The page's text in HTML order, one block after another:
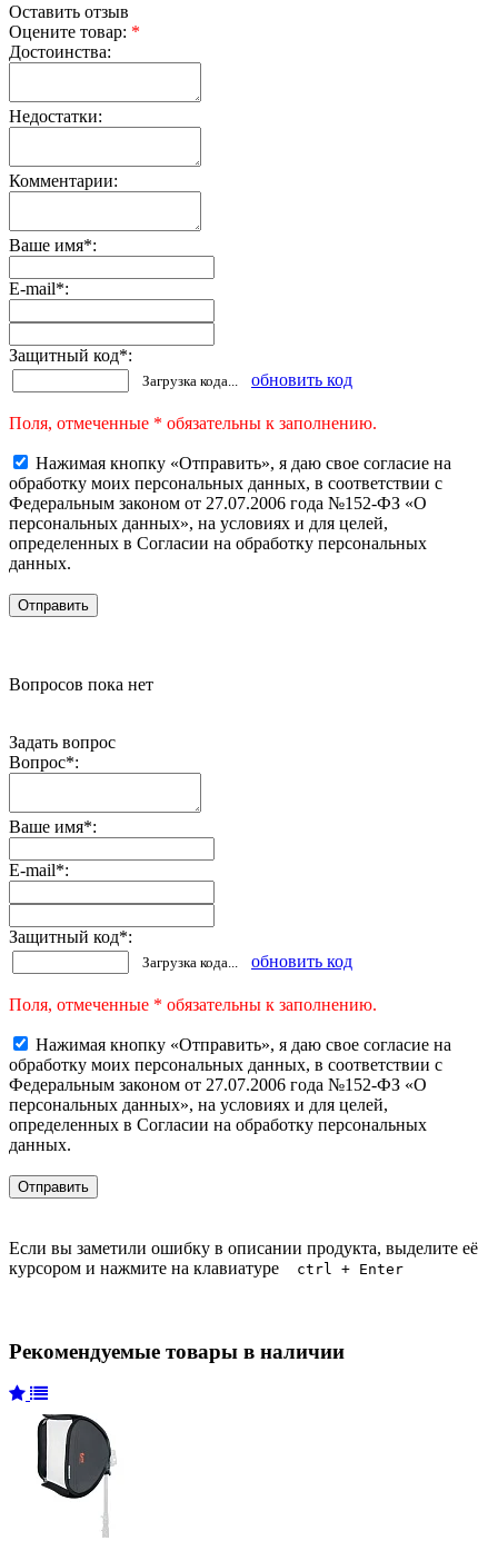
Оставить отзыв
Оцените товар: *
Достоинства:
Недостатки:
Комментарии:
Ваше имя*:
E-mail*:
Защитный код*:
Загрузка кода... обновить код
Поля, отмеченные * обязательны к заполнению.
Нажимая кнопку «Отправить», я даю свое согласие на
обработку моих персональных данных, в соответствии с
Федеральным законом от 27.07.2006 года №152-ФЗ «О
персональных данных», на условиях и для целей,
определенных в Согласии на обработку персональных
данных.
Вопросов пока нет
Задать вопрос
Вопрос*:
Ваше имя*:
E-mail*:
Защитный код*:
Загрузка кода... обновить код
Поля, отмеченные * обязательны к заполнению.
Нажимая кнопку «Отправить», я даю свое согласие на
обработку моих персональных данных, в соответствии с
Федеральным законом от 27.07.2006 года №152-ФЗ «О
персональных данных», на условиях и для целей,
определенных в Согласии на обработку персональных
данных.
Если вы заметили ошибку в описании продукта, выделите её
курсором и нажмите на клавиатуре
ctrl + Enter
Рекомендуемые товары в наличии